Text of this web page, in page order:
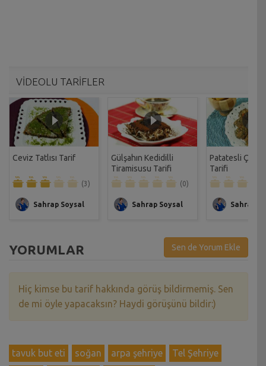
VİDEOLU TARİFLER
Ceviz Tatlısı Tarif
(3)
Sahrap Soysal
Gülşahın Kedidilli
Tiramisusu Tarifi
(0)
Sahrap Soysal
Patatesli Çıtır
Tarifi
Sahrap
YORUMLAR Sen de Yorum Ekle
Hiç kimse bu tarif hakkında görüş bildirmemiş. Sen
de mi öyle yapacaksın? Haydi görüşünü bildir:)
tavuk but eti soğan arpa şehriye
Tel Şehriye